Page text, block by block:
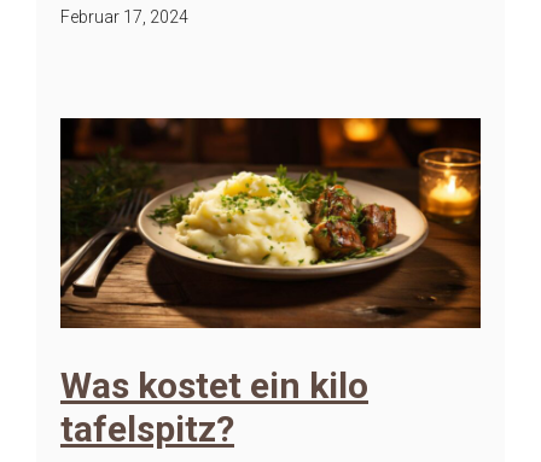
Februar 17, 2024
Was kostet ein kilo
tafelspitz?